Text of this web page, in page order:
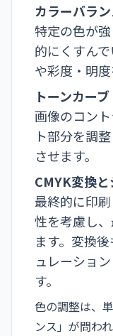
カラーバラ
特定の色が
的にくすん
や彩度・明度
トーンカー
画像のコン
ト部分を調
させます。
CMYK変換
最終的に印
性を考慮し
ます。変換
ュレーショ
す。
色の調整は、
ンス」が問わ